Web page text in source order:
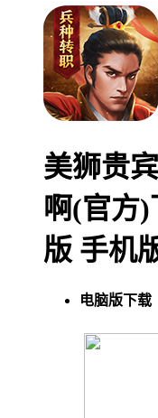
美狮贵
啊(官方
版 手机
电脑版下载